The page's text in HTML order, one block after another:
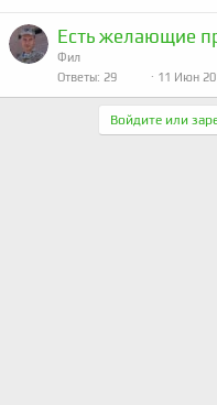
Есть желающие
Фил
Ответы 29 11 Июн
Войдите или